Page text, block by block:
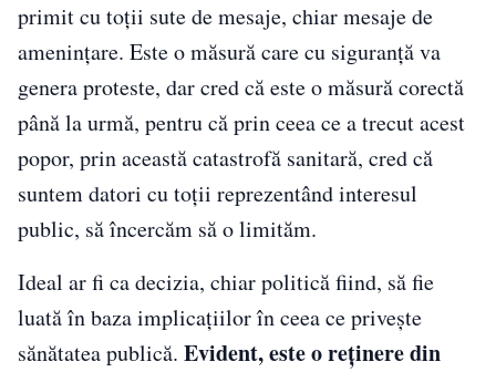
primit cu toții sute de mesaje, chiar mesaje de
amenințare. Este o măsură care cu siguranță va
genera proteste, dar cred că este o măsură corectă
până la urmă, pentru că prin ceea ce a trecut acest
popor, prin această catastrofă sanitară, cred că
suntem datori cu toții reprezentând interesul
public, să încercăm să o limităm.
Ideal ar fi ca decizia, chiar politică fiind, să fie
luată în baza implicațiilor în ceea ce privește
sănătatea publică. Evident, este o reținere din